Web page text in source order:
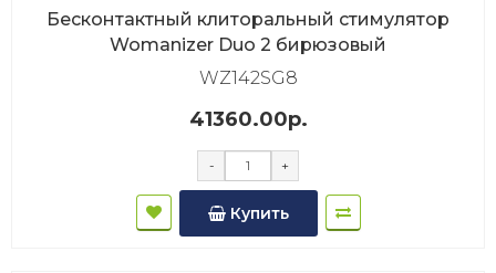
Бесконтактный клиторальный стимулятор
Womanizer Duo 2 бирюзовый
WZ142SG8
41360.00р.
- +
Купить